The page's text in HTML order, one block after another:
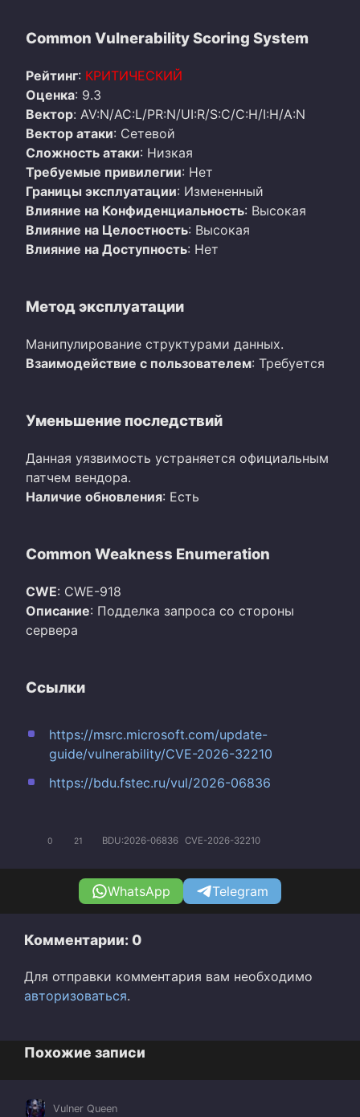
Common Vulnerability Scoring System
Рейтинг: КРИТИЧЕСКИЙ
Оценка: 9.3
Вектор: AV:N/AC:L/PR:N/UI:R/S:C/C:H/I:H/A:N
Вектор атаки: Сетевой
Сложность атаки: Низкая
Требуемые привилегии: Нет
Границы эксплуатации: Измененный
Влияние на Конфиденциальность: Высокая
Влияние на Целостность: Высокая
Влияние на Доступность: Нет
Метод эксплуатации
Манипулирование структурами данных.
Взаимодействие с пользователем: Требуется
Уменьшение последствий
Данная уязвимость устраняется официальным
патчем вендора.
Наличие обновления: Есть
Common Weakness Enumeration
CWE: CWE-918
Описание: Подделка запроса со стороны
сервера
Ссылки
https://msrc.microsoft.com/update-
guide/vulnerability/CVE-2026-32210
https://bdu.fstec.ru/vul/2026-06836
0 21 BDU:2026-06836 CVE-2026-32210
WhatsApp Telegram
Комментарии: 0
Для отправки комментария вам необходимо
авторизоваться.
Похожие записи
Vulner Queen